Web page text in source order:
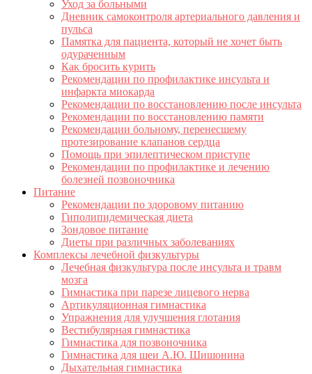
Уход за больными
Дневник самоконтроля артериального давления и
пульса
Памятка для пациента, который не хочет быть
одураченным
Как бросить курить
Рекомендации по профилактике инсульта и
инфаркта миокарда
Рекомендации по восстановлению после инсульта
Рекомендации по восстановлению памяти
Рекомендации больному, перенесшему
протезирование клапанов сердца
Помощь при эпилептическом приступе
Рекомендации по профилактике и лечению
болезней позвоночника
Питание
Рекомендации по здоровому питанию
Гиполипидемическая диета
Зондовое питание
Диеты при различных заболеваниях
Комплексы лечебной физкультуры
Лечебная физкультура после инсульта и травм
мозга
Гимнастика при парезе лицевого нерва
Артикуляционная гимнастика
Упражнения для улучшения глотания
Вестибулярная гимнастика
Гимнастика для позвоночника
Гимнастика для шеи А.Ю. Шишонина
Дыхательная гимнастика